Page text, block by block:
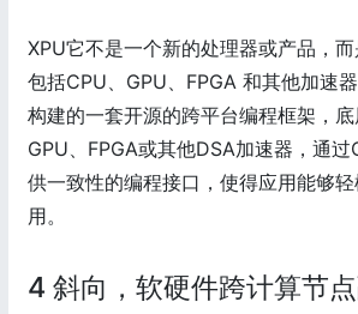
XPU它不是一个新的处理器或产品，而
包括CPU、GPU、FPGA 和其他加速
构建的一套开源的跨平台编程框架，底
GPU、FPGA或其他DSA加速器，通过
供一致性的编程接口，使得应用能够
用。
4 斜向，软硬件跨计算节